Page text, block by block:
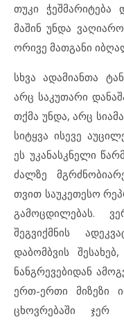
თუკი ჭეშმარიტება
მაშინ უნდა
ორივე მათგანი
სხვა ადამიანთა
არც საკუთარი
თქმა უნდა, არც
სიტყვა ისევე
ეს უკანასკნელი
ძალზე
თვით საუკეთესო
გამოცდილებას.
შეგვიქმნის
დაბომბვის
ნანგრევებიდან
ერთ-ერთი მიზეზი
ცხოვრებაში ჯერ